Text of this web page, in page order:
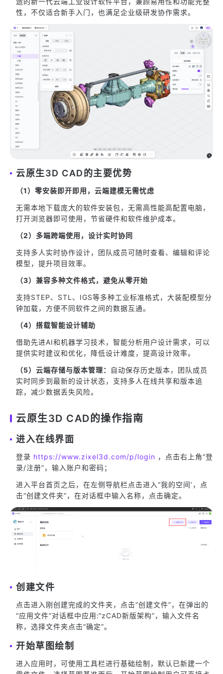
性，不仅适合新手入门，也满足企业级研发协作需求。
云原生3D CAD的主要优势
（1）零安装即开即用，云端建模无需忧虑
无需本地下载庞大的软件安装包，无需高性能高配置电脑，
打开浏览器即可使用，节省硬件和软件维护成本。
（2）多端跨端使用，设计实时协同
支持多人实时协作设计，团队成员可随时查看、编辑和评论
模型，提升项目效率。
（3）兼容多种文件格式，避免从零开始
支持STEP、STL、IGS等多种工业标准格式，大装配模型分
钟加载，方便不同软件之间的数据互通。
（4）搭载智能设计辅助
借助先进AI和机器学习技术，智能分析用户设计需求，可以
提供实时建议和优化，降低设计难度，提高设计效率。
（5）云端存储与版本管理：
自动保存历史版本，团队成员
实时同步到最新的设计状态，支持多人在线共享和版本追
踪，减少数据丢失风险。
云原生3D CAD的操作指南
进入在线界面
登录 https://www.zixel3d.com/p/login ，点击右上角“登
录/注册”，输入账户和密码；
进入平台首页之后，在左侧导航栏点击进入“我的空间’，点
击“创建文件夹”，在对话框中输入名称，点击确定。
创建文件
点击进入刚创建完成的文件夹，点击“创建文件”，在弹出的
“应用文件”对话框中应用:“zCAD新版架构”，输入文件名
称，选择文件夹点击“确定”。
开始草图绘制
进入应用时，可使用工具栏进行基础绘制，默认已新建一个